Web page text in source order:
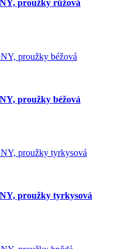
proužky růžová
proužky béžová
proužky tyrkysová